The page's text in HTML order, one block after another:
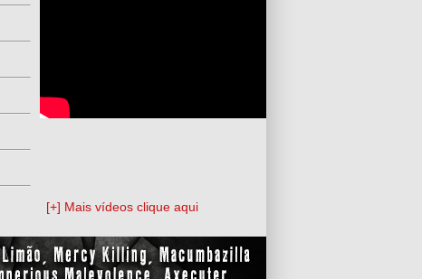
[+] Mais vídeos clique aqui